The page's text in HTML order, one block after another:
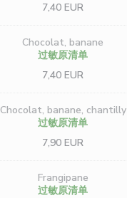
7,40 EUR
Chocolat, banane
过敏原清单
7,40 EUR
Chocolat, banane, chantilly
过敏原清单
7,90 EUR
Frangipane
过敏原清单